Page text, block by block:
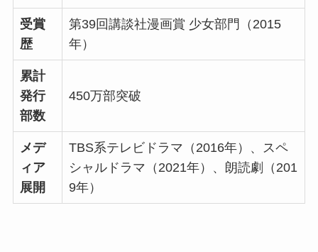
受賞
歴
第39回講談社漫画賞 少女部門（2015
年）
累計
発行
部数
450万部突破
メデ
ィア
展開
TBS系テレビドラマ（2016年）、スペ
シャルドラマ（2021年）、朗読劇（201
9年）